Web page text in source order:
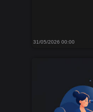
31/05/2026 00:00